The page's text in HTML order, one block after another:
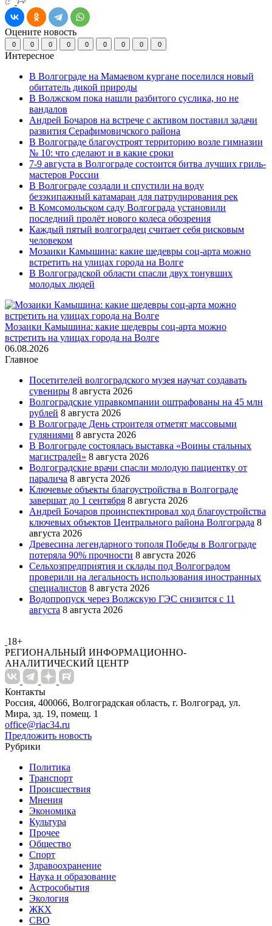
Оцените новость
0 0 0 0 0 0 0 0 0
Интересное
В Волгограде на Мамаевом кургане поселился новый
обитатель дикой природы
В Волжском пока нашли разбитого суслика, но не
вандалов
Андрей Бочаров на встрече с активом поставил задачи
развития Серафимовичского района
В Волгограде благоустроят территорию возле гимназии
№ 10: что сделают и в какие сроки
7-9 августа в Волгограде состоится битва лучших гриль-
мастеров России
В Волгограде создали и спустили на воду
безэкипажный катамаран для патрулирования рек
В Комсомольском саду Волгограда установили
последний пролёт нового колеса обозрения
Каждый пятый волгоградец считает себя рисковым
человеком
Мозаики Камышина: какие шедевры соц-арта можно
встретить на улицах города на Волге
В Волгоградской области спасли двух тонувших
молодых людей
Мозаики Камышина: какие шедевры соц-арта можно
встретить на улицах города на Волге
06.08.2026
Главное
Посетителей волгоградского музея научат создавать
сувениры 8 августа 2026
Волгоградские управкомпании оштрафованы на 45 млн
рублей 8 августа 2026
В Волгограде День строителя отметят массовыми
гуляниями 8 августа 2026
В Волгограде состоялась выставка «Воины стальных
магистралей» 8 августа 2026
Волгоградские врачи спасли молодую пациентку от
паралича 8 августа 2026
Ключевые объекты благоустройства в Волгограде
завершат до 1 сентября 8 августа 2026
Андрей Бочаров проинспектировал ход благоустройства
ключевых объектов Центрального района Волгограда 8
августа 2026
Древесина легендарного тополя Победы в Волгограде
потеряла 90% прочности 8 августа 2026
Сельхозпредприятия и склады под Волгоградом
проверили на легальность использования иностранных
специалистов 8 августа 2026
Водопропуск через Волжскую ГЭС снизится с 11
августа 8 августа 2026
18+
РЕГИОНАЛЬНЫЙ ИНФОРМАЦИОННО-
АНАЛИТИЧЕСКИЙ ЦЕНТР
Контакты
Россия, 400066, Волгоградская область, г. Волгоград, ул.
Мира, зд. 19, помещ. 1
office@riac34.ru
Предложить новость
Рубрики
Политика
Транспорт
Происшествия
Мнения
Экономика
Культура
Прочее
Общество
Спорт
Здравоохранение
Наука и образование
Астрособытия
Экология
ЖКХ
СВО